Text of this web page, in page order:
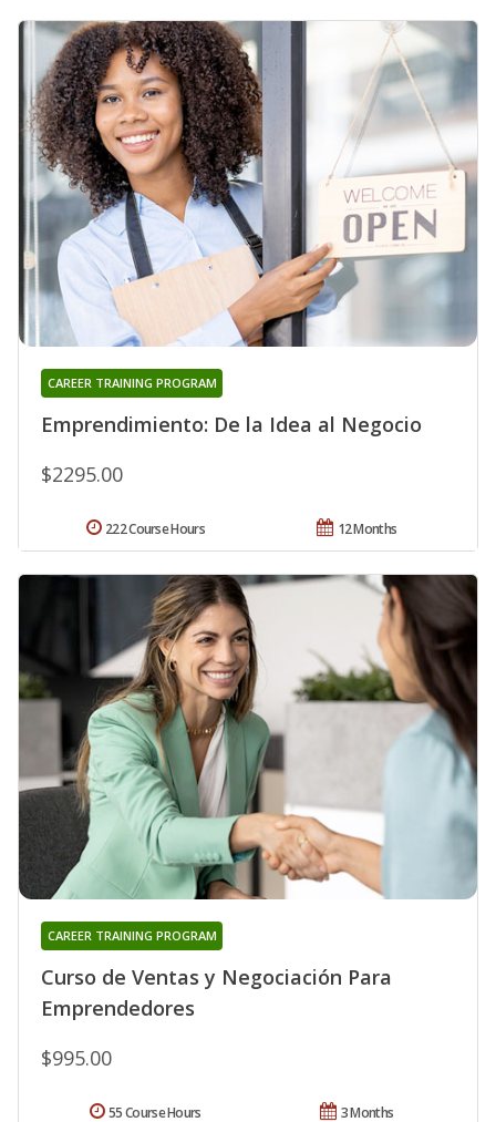
Emprendimiento: De la Idea al Negocio
CAREER TRAINING PROGRAM
$2295.00
12 Months
222 Course Hours
Curso de Ventas y Negociación Para
Emprendedores
CAREER TRAINING PROGRAM
$995.00
3 Months
55 Course Hours